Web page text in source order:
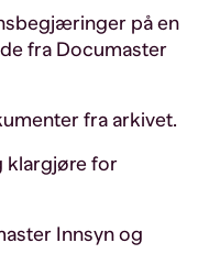
på en
fra Documaster
fra arkivet.
klargjøre for
Innsyn og